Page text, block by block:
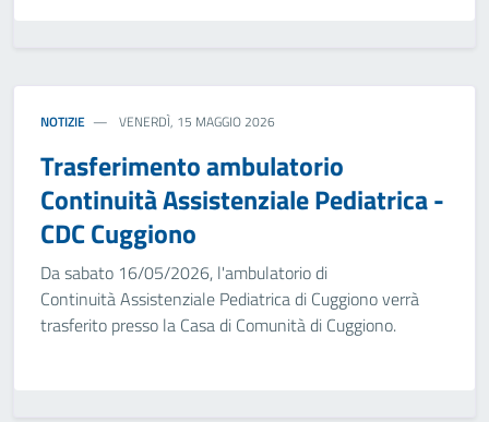
NOTIZIE VENERDÌ, 15 MAGGIO 2026
Trasferimento ambulatorio
Continuità Assistenziale Pediatrica -
CDC Cuggiono
Da sabato 16/05/2026, l'ambulatorio di
Continuità Assistenziale Pediatrica di Cuggiono verrà
trasferito presso la Casa di Comunità di Cuggiono.